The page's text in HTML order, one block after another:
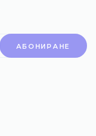
АБОНИРАНЕ